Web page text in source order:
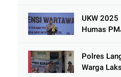
Kenjeran
UKW 2025
Humas
Hoaks
Polres
Warga